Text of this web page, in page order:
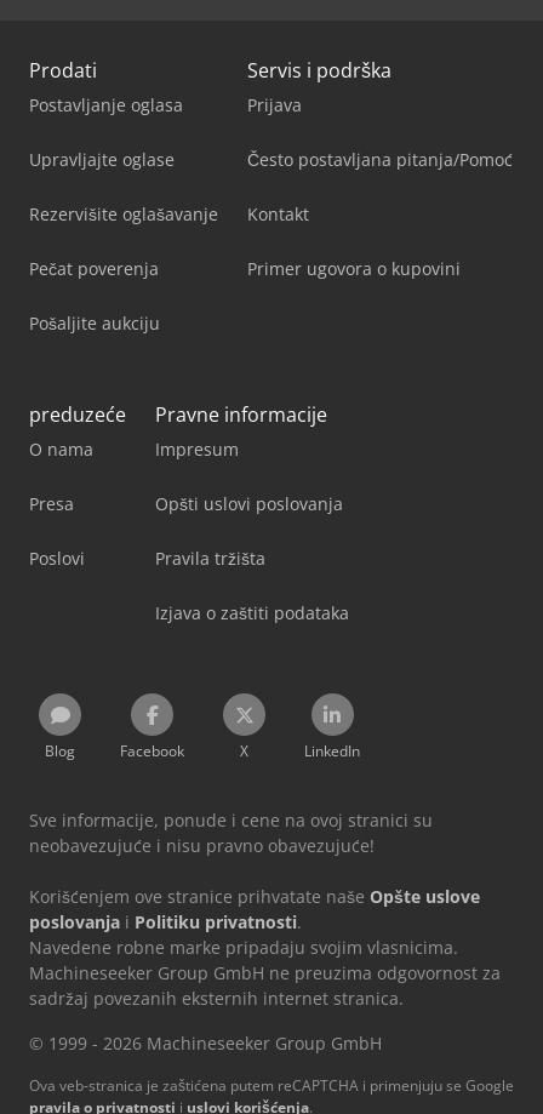
Prodati
Postavljanje oglasa
Upravljajte oglase
Rezervišite oglašavanje
Pečat poverenja
Pošaljite aukciju
Servis i podrška
Prijava
Često postavljana pitanja/Pomoć
Kontakt
Primer ugovora o kupovini
preduzeće
O nama
Presa
Poslovi
Pravne informacije
Impresum
Opšti uslovi poslovanja
Pravila tržišta
Izjava o zaštiti podataka
Blog Facebook X LinkedIn
Sve informacije, ponude i cene na ovoj stranici su
neobavezujuće i nisu pravno obavezujuće!
Korišćenjem ove stranice prihvatate naše Opšte uslove
poslovanja i Politiku privatnosti.
Navedene robne marke pripadaju svojim vlasnicima.
Machineseeker Group GmbH ne preuzima odgovornost za
sadržaj povezanih eksternih internet stranica.
© 1999 - 2026 Machineseeker Group GmbH
Ova veb-stranica je zaštićena putem reCAPTCHA i primenjuju se Google
pravila o privatnosti i uslovi korišćenja.